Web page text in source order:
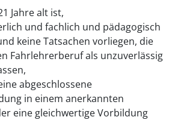
Jahre alt ist,
und fachlich und pädagogisch
keine Tatsachen vorliegen, die
Fahrlehrerberuf als unzuverlässig
abgeschlossene
in einem anerkannten
eine gleichwertige Vorbildung